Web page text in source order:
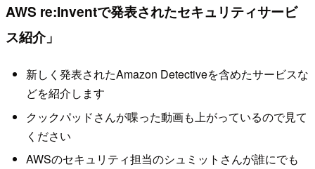
AWS re:Inventで発表されたセキュリティサービ
ス紹介」
新しく発表されたAmazon Detectiveを含めたサービスな
どを紹介します
クックパッドさんが喋った動画も上がっているので見て
ください
AWSのセキュリティ担当のシュミットさんが誰にでも